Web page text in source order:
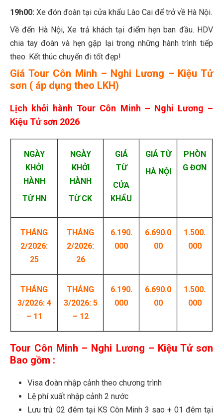
19h00: Xe đón đoàn tại cửa khẩu Lào Cai để trở về Hà Nội.
Về đến Hà Nội, Xe trả khách tại điểm hẹn ban đầu. HDV
chia tay đoàn và hẹn gặp lại trong những hành trình tiếp
theo. Kết thúc chuyến đi tốt đẹp!
Giá Tour Côn Minh – Nghi Lương – Kiệu Tử
sơn ( áp dụng theo LKH)
Lịch khởi hành Tour Côn Minh – Nghi Lương –
Kiệu Tử sơn 2026
NGÀY
KHỞI
HÀNH
TỪ HN
NGÀY
KHỞI
HÀNH
TỪ CK
GIÁ
TỪ
CỬA
KHẨU
GIÁ TỪ
HÀ NỘI
PHÒN
G ĐƠN
THÁNG
2/2026:
25
THÁNG
2/2026:
26
6.190.
000
6.690.0
00
1.500.
000
THÁNG
3/2026: 4
– 11
THÁNG
3/2026: 5
– 12
6.190.
000
6.690.0
00
1.500.
000
Tour Côn Minh – Nghi Lương – Kiệu Tử sơn
Bao gồm :
Visa đoàn nhập cảnh theo chương trình
Lệ phí xuất nhập cảnh 2 nước
Lưu trú: 02 đêm tại KS Côn Minh 3 sao + 01 đêm tại